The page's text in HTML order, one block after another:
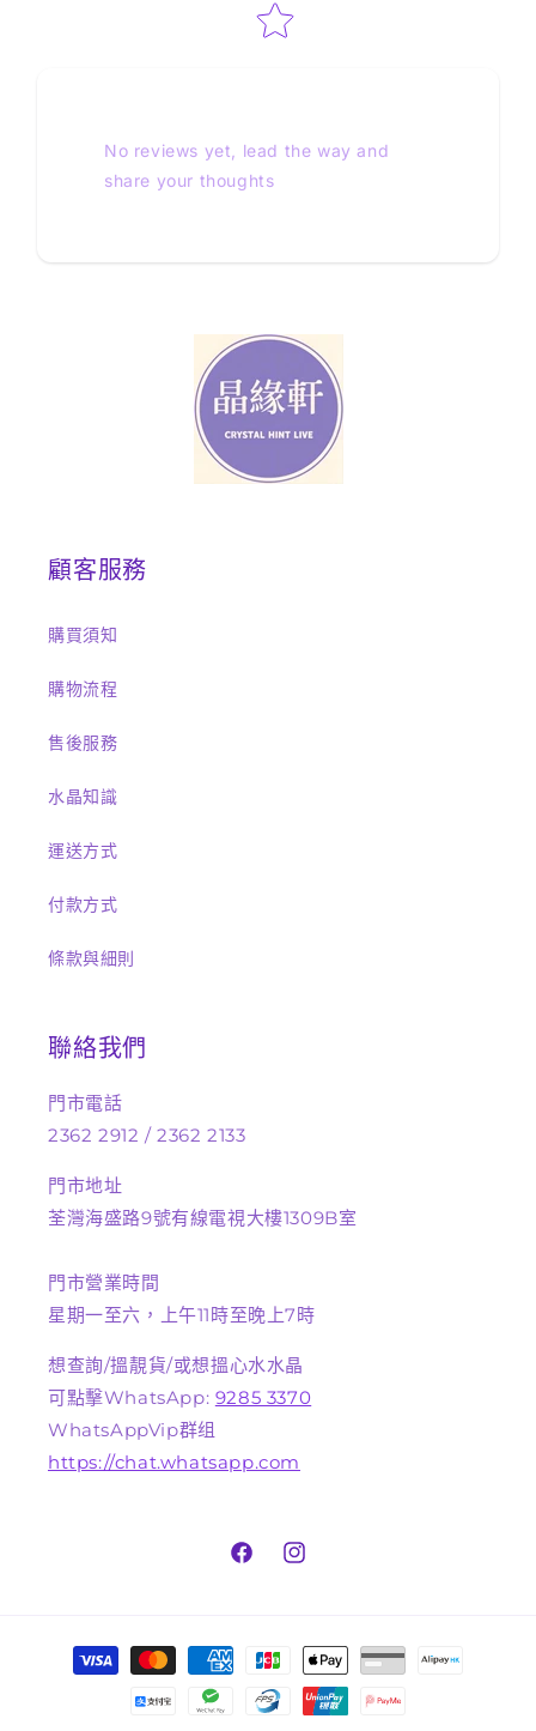
No reviews yet, lead the way and
share your thoughts
顧客服務
購買須知
購物流程
售後服務
水晶知識
運送方式
付款方式
條款與細則
聯絡我們
門市電話
2362 2912 / 2362 2133
門市地址
荃灣海盛路9號有線電視大樓1309B室
門市營業時間
星期一至六，上午11時至晚上7時
想查詢/搵靚貨/或想搵心水水晶
可點擊WhatsApp: 9285 3370
WhatsAppVip群组
https://chat.whatsapp.com
FacebookInstagram